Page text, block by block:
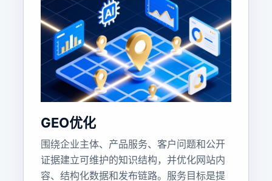
GEO优化
围绕企业主体、产品服务、客户问题和公开
证据建立可维护的知识结构，并优化网站内
容、结构化数据和发布链路。服务目标是提